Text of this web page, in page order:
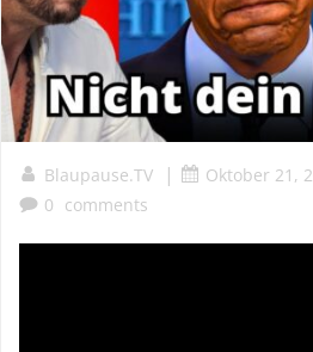
Blaupause.TV | Oktober 21,
0 comments